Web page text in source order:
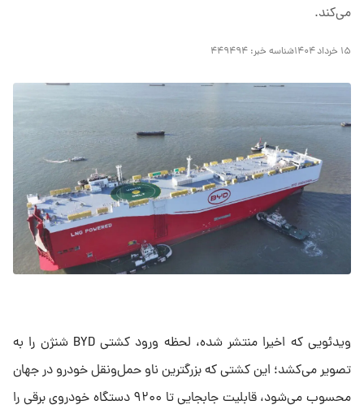
می‌کند.
۱۵ خرداد ۱۴۰۴ شناسه خبر: ۴۴۹۴۹۴
ویدئویی که اخیرا منتشر شده، لحظه ورود کشتی BYD شنژن را به
تصویر می‌کشد؛ این کشتی که بزرگترین ناو حمل‌ونقل خودرو در جهان
محسوب می‌شود، قابلیت جابجایی تا ۹۲۰۰ دستگاه خودروی برقی را